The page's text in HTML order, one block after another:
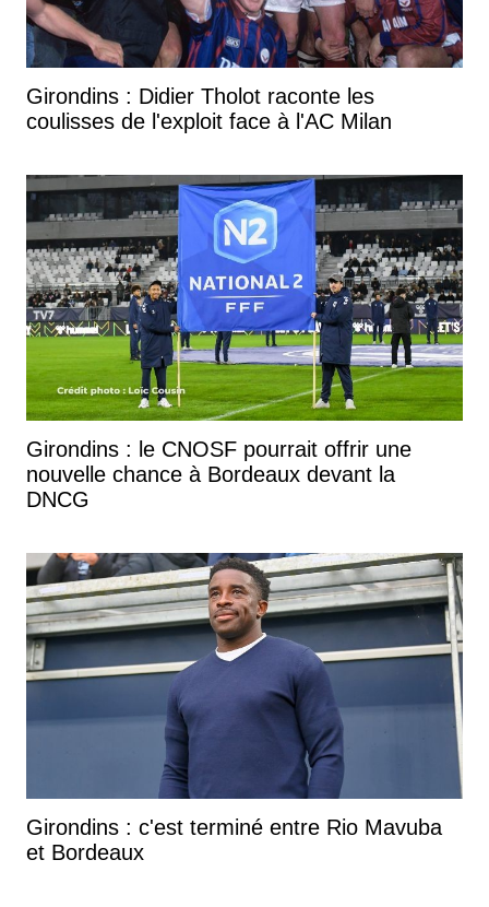
Girondins : Didier Tholot raconte les
coulisses de l'exploit face à l'AC Milan
Girondins : le CNOSF pourrait offrir une
nouvelle chance à Bordeaux devant la
DNCG
Girondins : c'est terminé entre Rio Mavuba
et Bordeaux